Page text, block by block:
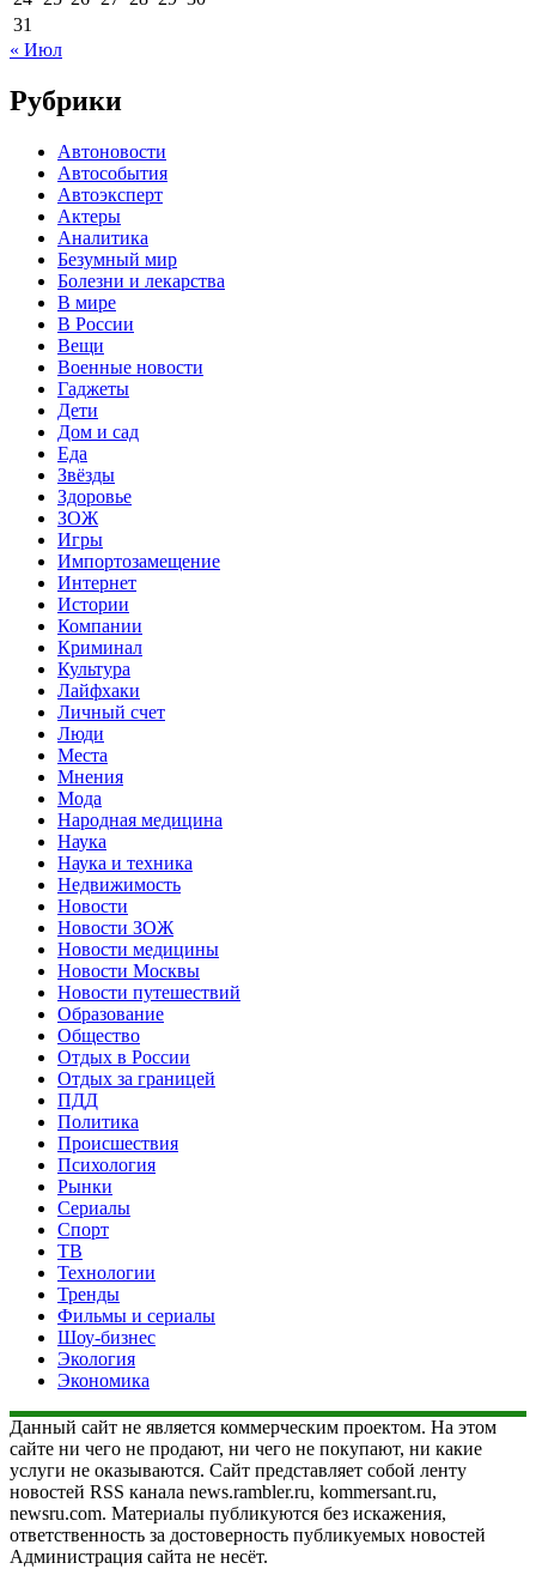
31
« Июл
Рубрики
Автоновости
Автособытия
Автоэксперт
Актеры
Аналитика
Безумный мир
Болезни и лекарства
В мире
В России
Вещи
Военные новости
Гаджеты
Дети
Дом и сад
Еда
Звёзды
Здоровье
ЗОЖ
Игры
Импортозамещение
Интернет
Истории
Компании
Криминал
Культура
Лайфхаки
Личный счет
Люди
Места
Мнения
Мода
Народная медицина
Наука
Наука и техника
Недвижимость
Новости
Новости ЗОЖ
Новости медицины
Новости Москвы
Новости путешествий
Образование
Общество
Отдых в России
Отдых за границей
ПДД
Политика
Происшествия
Психология
Рынки
Сериалы
Спорт
ТВ
Технологии
Тренды
Фильмы и сериалы
Шоу-бизнес
Экология
Экономика
Данный сайт не является коммерческим проектом. На этом
сайте ни чего не продают, ни чего не покупают, ни какие
услуги не оказываются. Сайт представляет собой ленту
новостей RSS канала news.rambler.ru, kommersant.ru,
newsru.com. Материалы публикуются без искажения,
ответственность за достоверность публикуемых новостей
Администрация сайта не несёт.